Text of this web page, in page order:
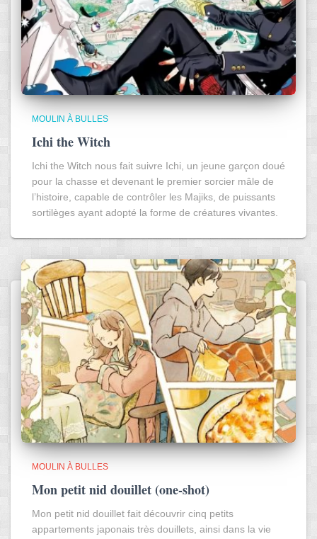
MOULIN À BULLES
Ichi the Witch
Ichi the Witch nous fait suivre Ichi, un jeune garçon doué
pour la chasse et devenant le premier sorcier mâle de
l’histoire, capable de contrôler les Majiks, de puissants
sortilèges ayant adopté la forme de créatures vivantes.
MOULIN À BULLES
Mon petit nid douillet (one-shot)
Mon petit nid douillet fait découvrir cinq petits
appartements japonais très douillets, ainsi dans la vie